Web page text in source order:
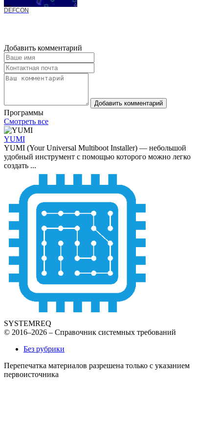
DEFCON
Добавить комментарий
Добавить комментарий
Программы
Смотреть все
YUMI
YUMI (Your Universal Multiboot Installer) — небольшой
удобный инструмент с помощью которого можно легко
создать ...
SYSTEMREQ
© 2016–2026 – Справочник системных требований
Без рубрики
Перепечатка материалов разрешена только с указанием
первоисточника